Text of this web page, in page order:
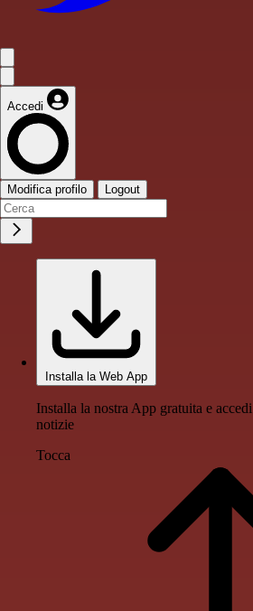
Accedi
Modifica profilo Logout
Installa la Web App
Installa la nostra App gratuita e
notizie
Tocca